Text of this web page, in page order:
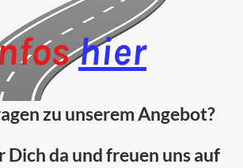
hier
zu unserem Angebot?
Dich da und freuen uns auf